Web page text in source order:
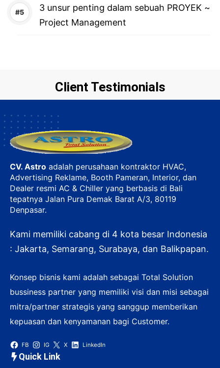
3 unsur penting dalam sebuah PROYEK ~
Project Management
Client Testimonials
CV. Astro adalah perusahaan kontraktor HVAC,
Advertising Reklame, Booth Pameran, Interior, dan
Dealer resmi AC & Chiller yang berbasis di Bali
tepatnya Jalan Pura Demak Barat A/3, 80119
Denpasar.
Kami memiliki cabang di 4 kota besar Indonesia
: Jakarta, Semarang, Surabaya, dan Balikpapan.
Konsep bisnis kami adalah sebagai Total Solution
bussiness partner yang memiliki visi dan misi sebagai
mitra/partner strategis yang sanggup memberikan
kepuasan dan kenyamanan bagi Customer.
FB IG X LinkedIn
Quick Link